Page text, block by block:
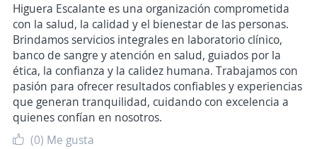
Higuera Escalante es una organización comprometida
con la salud, la calidad y el bienestar de las personas.
Brindamos servicios integrales en laboratorio clínico,
banco de sangre y atención en salud, guiados por la
ética, la confianza y la calidez humana. Trabajamos con
pasión para ofrecer resultados confiables y experiencias
que generan tranquilidad, cuidando con excelencia a
quienes confían en nosotros.
(0) Me gusta